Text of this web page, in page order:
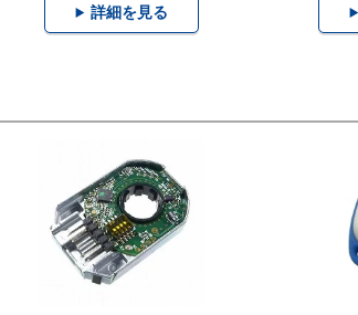
詳細を見る